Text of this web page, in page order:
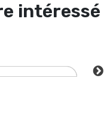
intéressé